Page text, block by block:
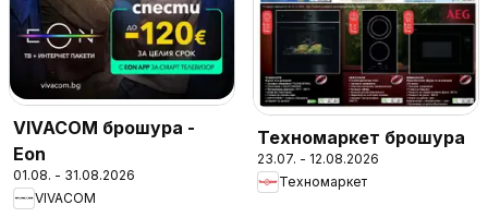
VIVACOM брошура -
Eon
01.08. - 31.08.2026
VIVACOM
Техномаркет брошура
23.07. - 12.08.2026
Техномаркет